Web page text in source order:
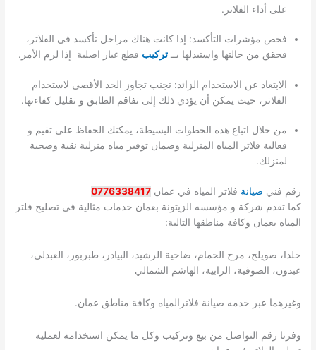
على أداء الفلاتر.
فحص مؤشرات التأكسد: إذا كانت هناك مراحل تأكسد في الفلاتر،
فحقق من حالتها واستبدلها بــتركيب قطع غيار اصلية إذا لزم الأمر.
الابتعاد عن الاستخدام الزائد: تجنب تجاوز الحد الأقصى لاستخدام
الفلاتر، حيث يمكن أن يؤدي ذلك إلى تفاقم الطابق و تقليل كفاءتها.
من خلال اتباع هذه الخطوات البسيطة، يمكنك الحفاظ على تقيم و
فعالية فلاتر المياه المنزلية وضمان توفير مياه منزلية نقية وصحية
لمنزلك.
رقم فني صيانة فلاتر المياه في عمان0776338417
كما تقدم شركة و مؤسسه الزيتونة بعمان خدمات مثالية في تصليح فلتر
المياه بعمان وكافة مناطقها التالية:
خلدا، صويلح، مرج الحمام، ضاحية الرشيد، البيادر، طبربور، العبدلي،
عبدون، الصوفية، الرابية، الهاشم الشمالي
وغيرهما عبر خدمه صيانة فلاترالمياه وكافة مناطق عمان.
وفرنا رقم التواصل من بيع وتركيب وكل ما يمكن استخدامة لعملية